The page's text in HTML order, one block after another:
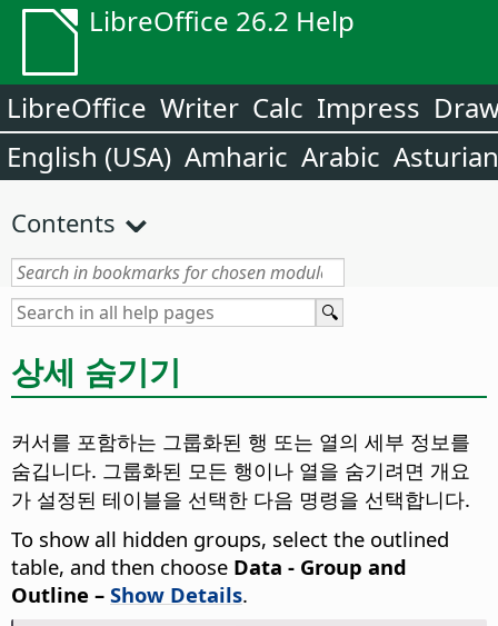
LibreOffice 26.2 Help
LibreOffice Writer Calc Impress
English (USA) Amharic Arabic Asturian
Contents
상세 숨기기
커서를 포함하는 그룹화된 행 또는 열의 세부 정보를
숨깁니다. 그룹화된 모든 행이나 열을 숨기려면 개요
가 설정된 테이블을 선택한 다음 명령을 선택합니다.
To show all hidden groups, select the outlined
table, and then choose Data - Group and
Outline – Show Details.